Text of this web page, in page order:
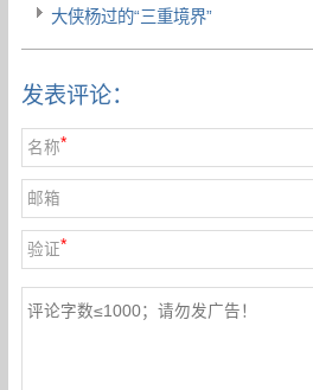
大侠杨过的“三重境界”
发表评论：
名称*
邮箱
验证*